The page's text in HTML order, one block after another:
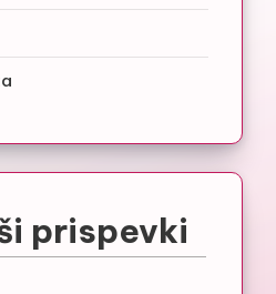
prispevki